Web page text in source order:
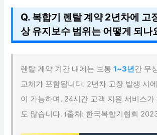
Q. 복합기 렌탈 계약 2년차에 고
상 유지보수 범위는 어떻게 되나
렌탈 계약 기간 내에는 보통1~3년간 무
교체가 포함됩니다. 2년차 고장 발생 시
이 가능하며, 24시간 고객 지원 서비스가
도 많습니다. (출처: 한국복합기협회